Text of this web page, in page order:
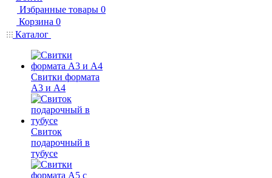
Избранные товары 0
Корзина 0
Каталог
Свитки формата
А3 и А4
Свиток
подарочный в
тубусе